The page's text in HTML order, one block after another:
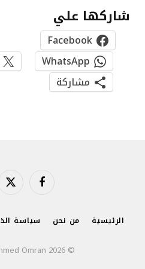
شاركها علي
Facebook
WhatsApp
مشاركة
فيسبوك X
الرئيسية من نحن سياسة
© 2026 Powered By Ahmed Omran